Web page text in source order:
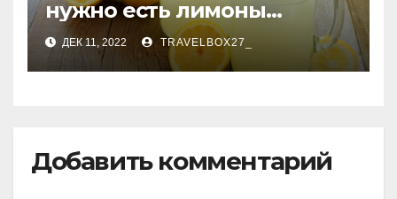
нужно есть лимоны
каждый день
ДЕК 11, 2022 TRAVELBOX27_
Добавить комментарий